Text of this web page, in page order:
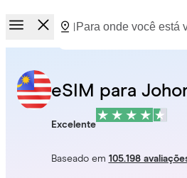
eSIM para
Excelente
Baseado em 105.198